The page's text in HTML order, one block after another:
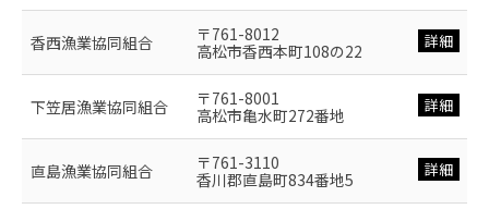
香西漁業協同組合
〒761-8012
高松市香西本町108の22
詳細
下笠居漁業協同組合
〒761-8001
高松市亀水町272番地
詳細
直島漁業協同組合
〒761-3110
香川郡直島町834番地5
詳細